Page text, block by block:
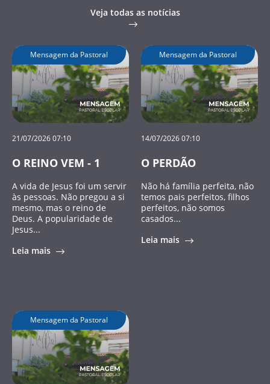
Veja todas as notícias
Mensagem da Pastoral
21/07/2026 07:10
O REINO VEM - 1
A vida de Jesus foi um servir
às pessoas. Não pregou a si
mesmo, mas o reino de
Deus. A popularidade de
Jesus...
Leia mais
Mensagem da Pastoral
14/07/2026 07:10
O PERDÃO
Não há família perfeita, não
temos pais perfeitos, filhos
perfeitos, não somos
casados...
Leia mais
Mensagem da Pastoral